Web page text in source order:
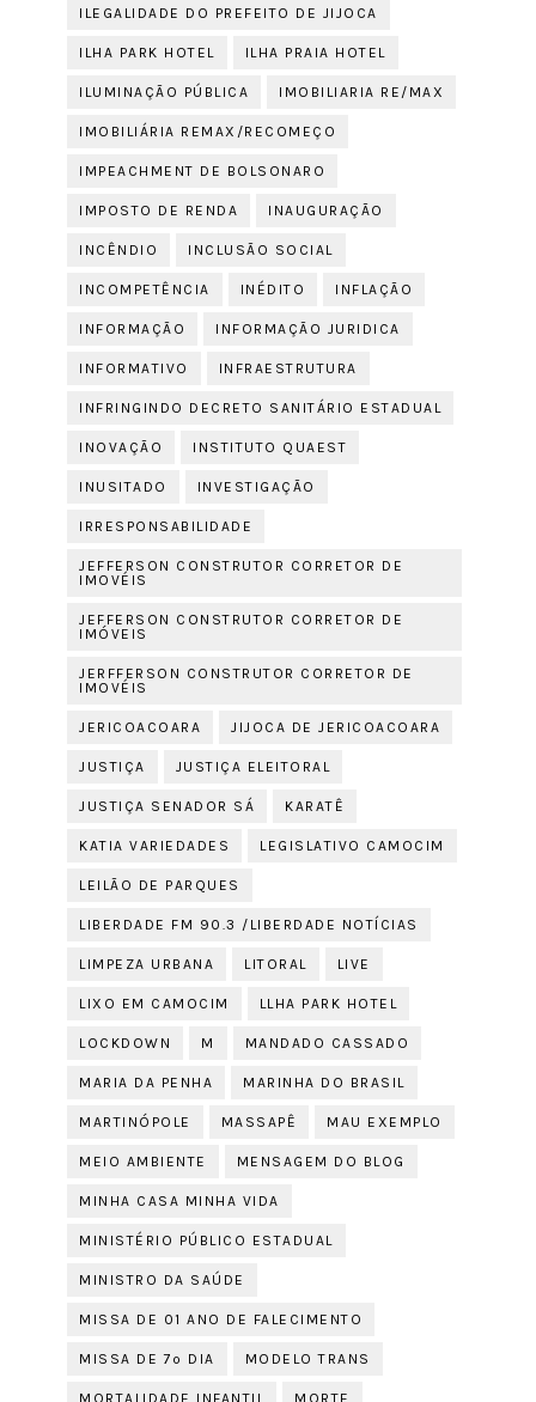
ILEGALIDADE DO PREFEITO DE JIJOCA
ILHA PARK HOTEL ILHA PRAIA HOTEL
ILUMINAÇÃO PÚBLICA IMOBILIARIA RE/MAX
IMOBILIÁRIA REMAX/RECOMEÇO
IMPEACHMENT DE BOLSONARO
IMPOSTO DE RENDA INAUGURAÇÃO
INCÊNDIO INCLUSÃO SOCIAL
INCOMPETÊNCIA INÉDITO INFLAÇÃO
INFORMAÇÃO INFORMAÇÃO JURIDICA
INFORMATIVO INFRAESTRUTURA
INFRINGINDO DECRETO SANITÁRIO ESTADUAL
INOVAÇÃO INSTITUTO QUAEST
INUSITADO INVESTIGAÇÃO
IRRESPONSABILIDADE
JEFFERSON CONSTRUTOR CORRETOR DE
IMOVÉIS
JEFFERSON CONSTRUTOR CORRETOR DE
IMÓVEIS
JERFFERSON CONSTRUTOR CORRETOR DE
IMOVÉIS
JERICOACOARA JIJOCA DE JERICOACOARA
JUSTIÇA JUSTIÇA ELEITORAL
JUSTIÇA SENADOR SÁ KARATÊ
KATIA VARIEDADES LEGISLATIVO CAMOCIM
LEILÃO DE PARQUES
LIBERDADE FM 90.3 /LIBERDADE NOTÍCIAS
LIMPEZA URBANA LITORAL LIVE
LIXO EM CAMOCIM LLHA PARK HOTEL
LOCKDOWN M MANDADO CASSADO
MARIA DA PENHA MARINHA DO BRASIL
MARTINÓPOLE MASSAPÊ MAU EXEMPLO
MEIO AMBIENTE MENSAGEM DO BLOG
MINHA CASA MINHA VIDA
MINISTÉRIO PÚBLICO ESTADUAL
MINISTRO DA SAÚDE
MISSA DE 01 ANO DE FALECIMENTO
MISSA DE 7º DIA MODELO TRANS
MORTALIDADE INFANTIL MORTE